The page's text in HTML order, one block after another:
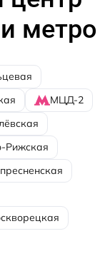
метро
МЦД-2
Рижская